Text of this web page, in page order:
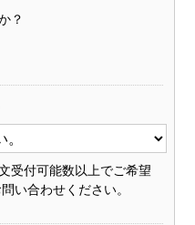
？
受付可能数以上でご希望
い合わせください。